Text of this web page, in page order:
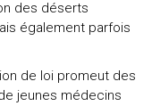
des déserts
également parfois
de loi promeut des
jeunes médecins